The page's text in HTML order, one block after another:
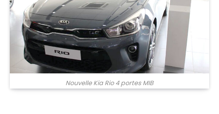
Nouvelle Kia Rio 4 portes MIB